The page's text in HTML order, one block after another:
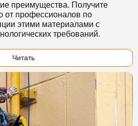
преимущества. Получите
от профессионалов по
этими материалами с
требований.
Читать